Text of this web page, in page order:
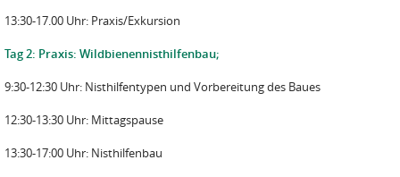
13:30-17.00 Uhr: Praxis/Exkursion
Tag 2: Praxis: Wildbienennisthilfenbau;
9:30-12:30 Uhr: Nisthilfentypen und Vorbereitung des Baues
12:30-13:30 Uhr: Mittagspause
13:30-17:00 Uhr: Nisthilfenbau